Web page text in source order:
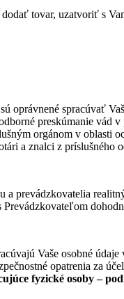
tovar, uzatvoriť s
spracúvať
preskúmanie vád
orgánom v oblasti
a znalci z príslušného
prevádzkovatelia
Vaše osobné
opatrenia za
fyzické osoby –